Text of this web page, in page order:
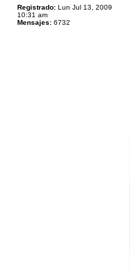
Registrado: Lun Jul 13, 2009
10:31 am
Mensajes: 6732